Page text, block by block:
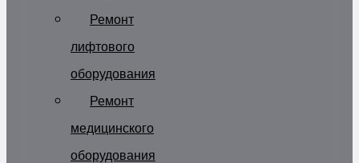
Ремонт
лифтового
оборудования
Ремонт
медицинского
оборудования